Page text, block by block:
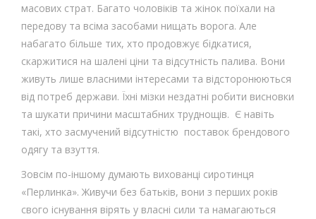
масових страт. Багато чоловіків та жінок поїхали на
передову та всіма засобами нищать ворога. Але
набагато більше тих, хто продовжує бідкатися,
скаржитися на шалені ціни та відсутність палива. Вони
живуть лише власними інтересами та відсторонюються
від потреб держави. Їхні мізки нездатні робити висновки
та шукати причини масштабних труднощів. Є навіть
такі, хто засмучений відсутністю поставок брендового
одягу та взуття.
Зовсім по-іншому думають вихованці сиротинця
«Перлинка». Живучи без батьків, вони з перших років
свого існування вірять у власні сили та намагаються